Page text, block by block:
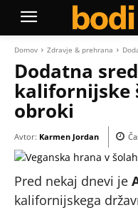
Domov Zdravje & prehrana
Dodatna
kalifornijske
obroki
Avtor: Karmen Jordan
Pred nekaj dnevi je
kalifornijskega